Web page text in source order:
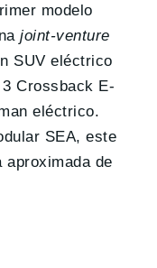
modelo
joint-venture
SUV eléctrico
Crossback E-
eléctrico.
SEA, este
aproximada de